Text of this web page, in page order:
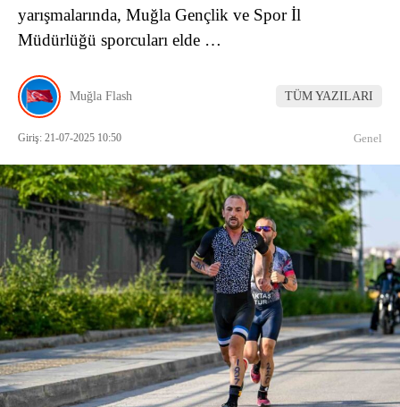
yarışmalarında, Muğla Gençlik ve Spor İl
Müdürlüğü sporcuları elde …
Muğla Flash TÜM YAZILARI
Giriş: 21-07-2025 10:50 Genel